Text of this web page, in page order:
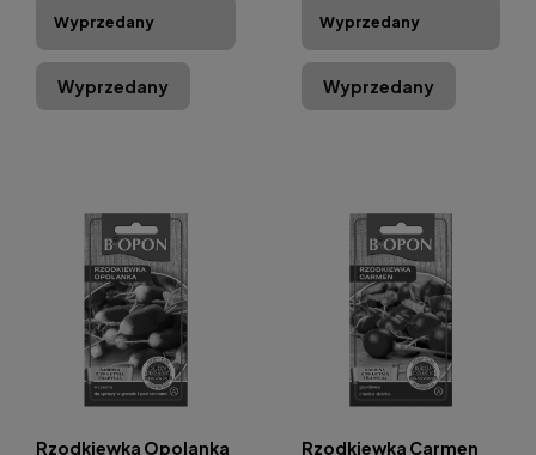
Wyprzedany
Wyprzedany
Wyprzedany
Wyprzedany
Rzodkiewka Opolanka
Rzodkiewka Carmen